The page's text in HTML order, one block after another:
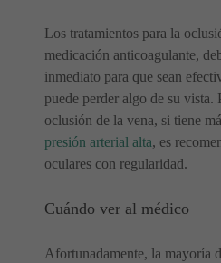
Los tratamientos para la
medicación anticoagulante,
inmediato para que sean
puede perder algo de su vista.
oclusión de la vena, si tiene
presión arterial alta, es
oculares con regularidad.
Cuándo ver al médico
Afortunadamente, la mayoría